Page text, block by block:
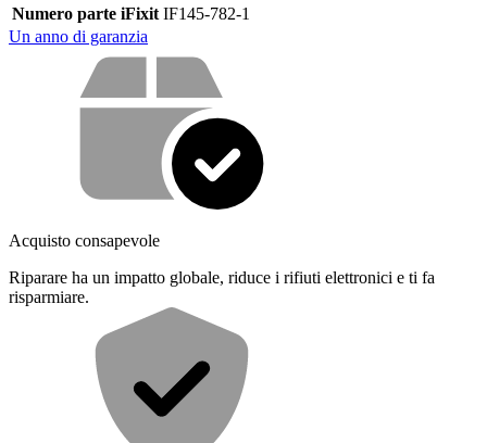
Numero parte iFixit IF145-782-1
Un anno di garanzia
Cosa offriamo con il nostro servizio
Acquisto consapevole
Riparare ha un impatto globale, riduce i rifiuti elettronici e ti fa
risparmiare.